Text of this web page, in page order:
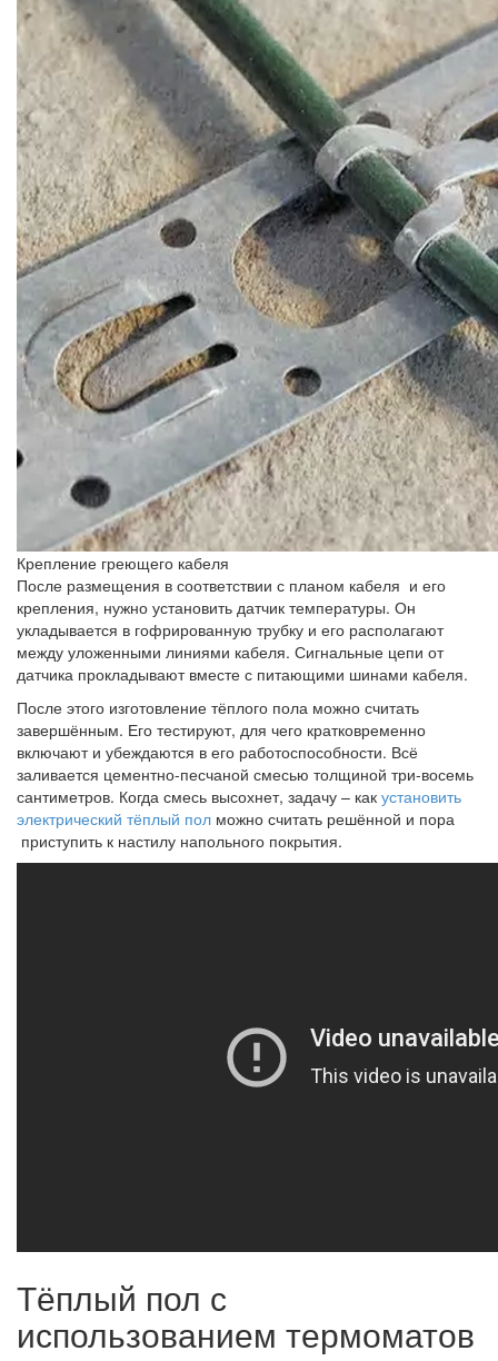
Крепление греющего кабеля
После размещения в соответствии с планом кабеля и его
крепления, нужно установить датчик температуры. Он
укладывается в гофрированную трубку и его располагают
между уложенными линиями кабеля. Сигнальные цепи от
датчика прокладывают вместе с питающими шинами кабеля.
После этого изготовление тёплого пола можно считать
завершённым. Его тестируют, для чего кратковременно
включают и убеждаются в его работоспособности. Всё
заливается цементно-песчаной смесью толщиной три-восемь
сантиметров. Когда смесь высохнет, задачу – как установить
электрический тёплый пол можно считать решённой и пора
приступить к настилу напольного покрытия.
Тёплый пол с
использованием термоматов